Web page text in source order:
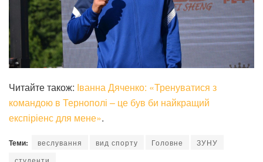
Читайте також: Іванна Дяченко: «Тренуватися з
командою в Тернополі – це був би найкращий
експіріенс для мене».
Теми: веслування вид спорту Головне
ЗУНУ
студенти